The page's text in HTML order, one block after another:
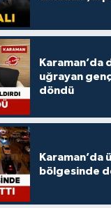
Karaman’da
uğrayan
döndü
Karaman’da
bölgesinde